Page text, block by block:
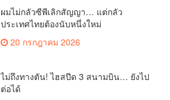
ผมไม่กลัวซีพีเลิกสัญญา… แต่กลัว
ประเทศไทยต้องนับหนึ่งใหม่
20 กรกฎาคม 2026
ไม่ถึงทางตัน! ไฮสปีด 3 สนามบิน… ยังไป
ต่อได้